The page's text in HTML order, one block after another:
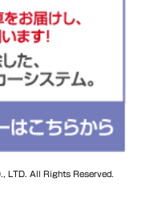
LTD. All Rights Reserved.